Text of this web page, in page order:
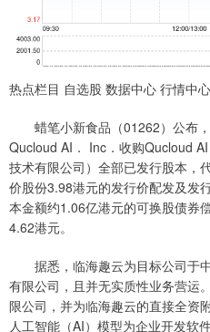
热点栏目 自选股 数据中心 行情中
蜡笔小新食品（01262）公布，
Qucloud AI． Inc．收购Qucloud
技术有限公司）全部已发行股本，
价股份3.98港元的发行价配发及发
本金额约1.06亿港元的可换股债券
4.62港元。
据悉，临海趣云为目标公司于
有限公司，且并无实质性业务营运
限公司，并为临海趣云的直接全资
人工智能（AI）模型为企业开发软